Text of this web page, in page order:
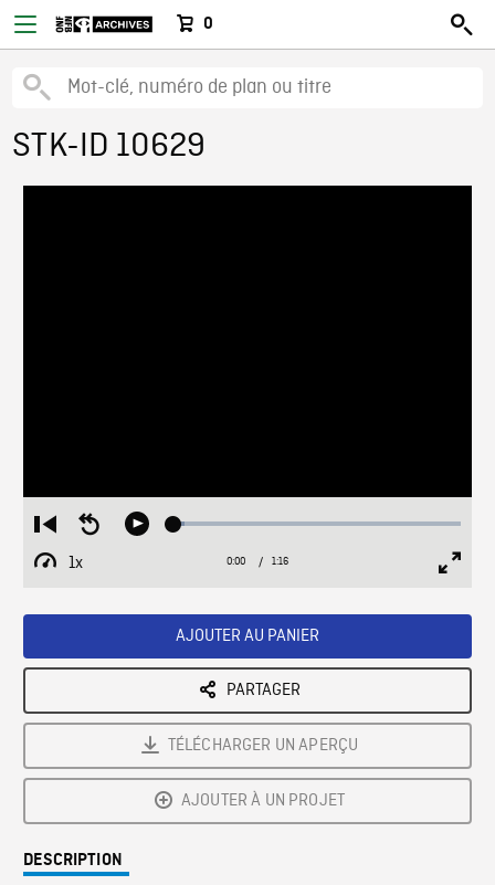
0
STK-ID 10629
Restart
from
beginning
Seek
Play Loaded:
1x
Playback
Current
0:00 / Duration
1:16
AJOUTER AU PANIER
PARTAGER
TÉLÉCHARGER UN APERÇU
AJOUTER À UN PROJET
DESCRIPTION